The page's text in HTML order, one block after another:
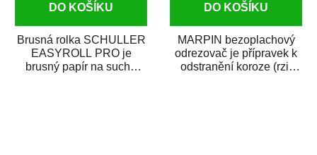
DO KOŠÍKU
Brusná rolka SCHULLER
EASYROLL PRO je
brusný papír na suché
DO KOŠÍKU
MARPIN bezoplachový
odrezovač je přípravek k
odstranění koroze (rzi)